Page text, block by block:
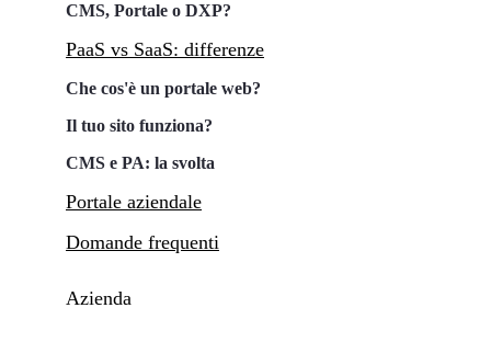
CMS, Portale o DXP?
PaaS vs SaaS: differenze
Che cos'è un portale web?
Il tuo sito funziona?
CMS e PA: la svolta
Portale aziendale
Domande frequenti
Azienda